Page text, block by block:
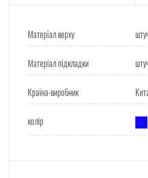
Матеріал верху
Матеріал підкладки
Країна-виробник
колір